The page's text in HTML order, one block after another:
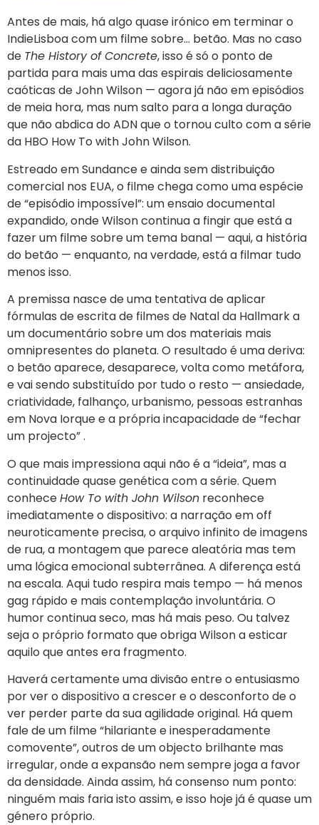
Antes de mais, há algo quase irónico em terminar o
IndieLisboa com um filme sobre… betão. Mas no caso
de The History of Concrete, isso é só o ponto de
partida para mais uma das espirais deliciosamente
caóticas de John Wilson — agora já não em episódios
de meia hora, mas num salto para a longa duração
que não abdica do ADN que o tornou culto com a série
da HBO How To with John Wilson.
Estreado em Sundance e ainda sem distribuição
comercial nos EUA, o filme chega como uma espécie
de “episódio impossível”: um ensaio documental
expandido, onde Wilson continua a fingir que está a
fazer um filme sobre um tema banal — aqui, a história
do betão — enquanto, na verdade, está a filmar tudo
menos isso.
A premissa nasce de uma tentativa de aplicar
fórmulas de escrita de filmes de Natal da Hallmark a
um documentário sobre um dos materiais mais
omnipresentes do planeta. O resultado é uma deriva:
o betão aparece, desaparece, volta como metáfora,
e vai sendo substituído por tudo o resto — ansiedade,
criatividade, falhanço, urbanismo, pessoas estranhas
em Nova Iorque e a própria incapacidade de “fechar
um projecto” .
O que mais impressiona aqui não é a “ideia”, mas a
continuidade quase genética com a série. Quem
conheceHow To with John Wilson reconhece
imediatamente o dispositivo: a narração em off
neuroticamente precisa, o arquivo infinito de imagens
de rua, a montagem que parece aleatória mas tem
uma lógica emocional subterrânea. A diferença está
na escala. Aqui tudo respira mais tempo — há menos
gag rápido e mais contemplação involuntária. O
humor continua seco, mas há mais peso. Ou talvez
seja o próprio formato que obriga Wilson a esticar
aquilo que antes era fragmento.
Haverá certamente uma divisão entre o entusiasmo
por ver o dispositivo a crescer e o desconforto de o
ver perder parte da sua agilidade original. Há quem
fale de um filme “hilariante e inesperadamente
comovente”, outros de um objecto brilhante mas
irregular, onde a expansão nem sempre joga a favor
da densidade. Ainda assim, há consenso num ponto:
ninguém mais faria isto assim, e isso hoje já é quase um
género próprio.